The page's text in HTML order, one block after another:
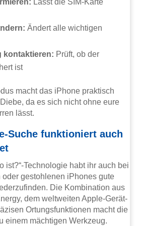
Lasst die SIM-Karte
Ändert alle wichtigen
kontaktieren: Prüft, ob der
ist
macht das iPhone praktisch
da es sich nicht ohne eure
lässt.
Suche funktioniert auch
ist?“-Technologie habt ihr auch bei
gestohlenen iPhones gute
Die Kombination aus
dem weltweiten Apple-Gerät-
Ortungsfunktionen macht die
einem mächtigen Werkzeug.